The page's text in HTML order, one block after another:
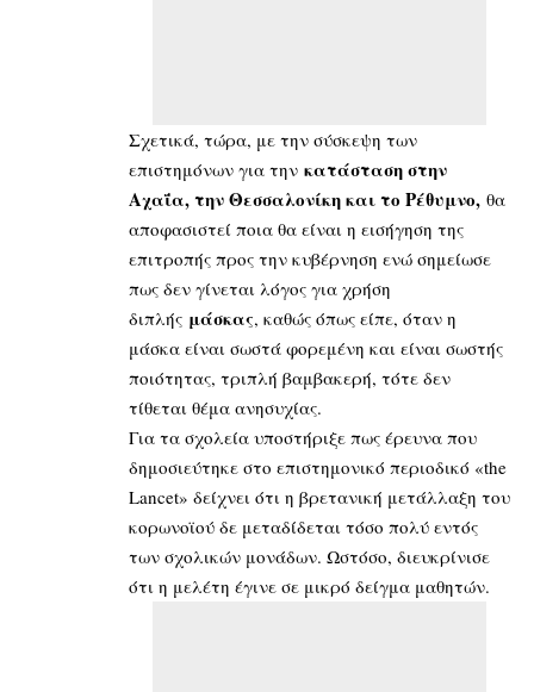
Σχετικά, τώρα, με την σύσκεψη των
επιστημόνων για την κατάσταση στην
Αχαΐα, την Θεσσαλονίκη και το Ρέθυμνο, θα
αποφασιστεί ποια θα είναι η εισήγηση της
επιτροπής προς την κυβέρνηση ενώ σημείωσε
πως δεν γίνεται λόγος για χρήση
διπλής μάσκας, καθώς όπως είπε, όταν η
μάσκα είναι σωστά φορεμένη και είναι σωστής
ποιότητας, τριπλή βαμβακερή, τότε δεν
τίθεται θέμα ανησυχίας.
Για τα σχολεία υποστήριξε πως έρευνα που
δημοσιεύτηκε στο επιστημονικό περιοδικό «the
Lancet» δείχνει ότι η βρετανική μετάλλαξη του
κορωνοϊού δε μεταδίδεται τόσο πολύ εντός
των σχολικών μονάδων. Ωστόσο, διευκρίνισε
ότι η μελέτη έγινε σε μικρό δείγμα μαθητών.